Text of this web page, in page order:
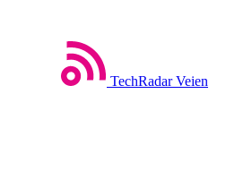
TechRadar Veien